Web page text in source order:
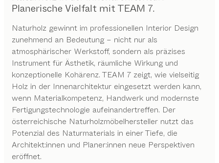
Planerische Vielfalt mit TEAM 7.
Naturholz gewinnt im professionellen Interior Design
zunehmend an Bedeutung – nicht nur als
atmosphärischer Werkstoff, sondern als präzises
Instrument für Ästhetik, räumliche Wirkung und
konzeptionelle Kohärenz. TEAM 7 zeigt, wie vielseitig
Holz in der Innenarchitektur eingesetzt werden kann,
wenn Materialkompetenz, Handwerk und modernste
Fertigungstechnologie aufeinandertreffen. Der
österreichische Naturholzmöbelhersteller nutzt das
Potenzial des Naturmaterials in einer Tiefe, die
Architekt:innen und Planer:innen neue Perspektiven
eröffnet.